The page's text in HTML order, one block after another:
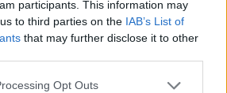
participants. This information may
to third parties on the IAB’s List of
that may further disclose it to other
app uses one or more Google
Opt Outs
az alternatív oktatási
alatt több mint 100 ezer szavazat
alternatív népszavazásán.